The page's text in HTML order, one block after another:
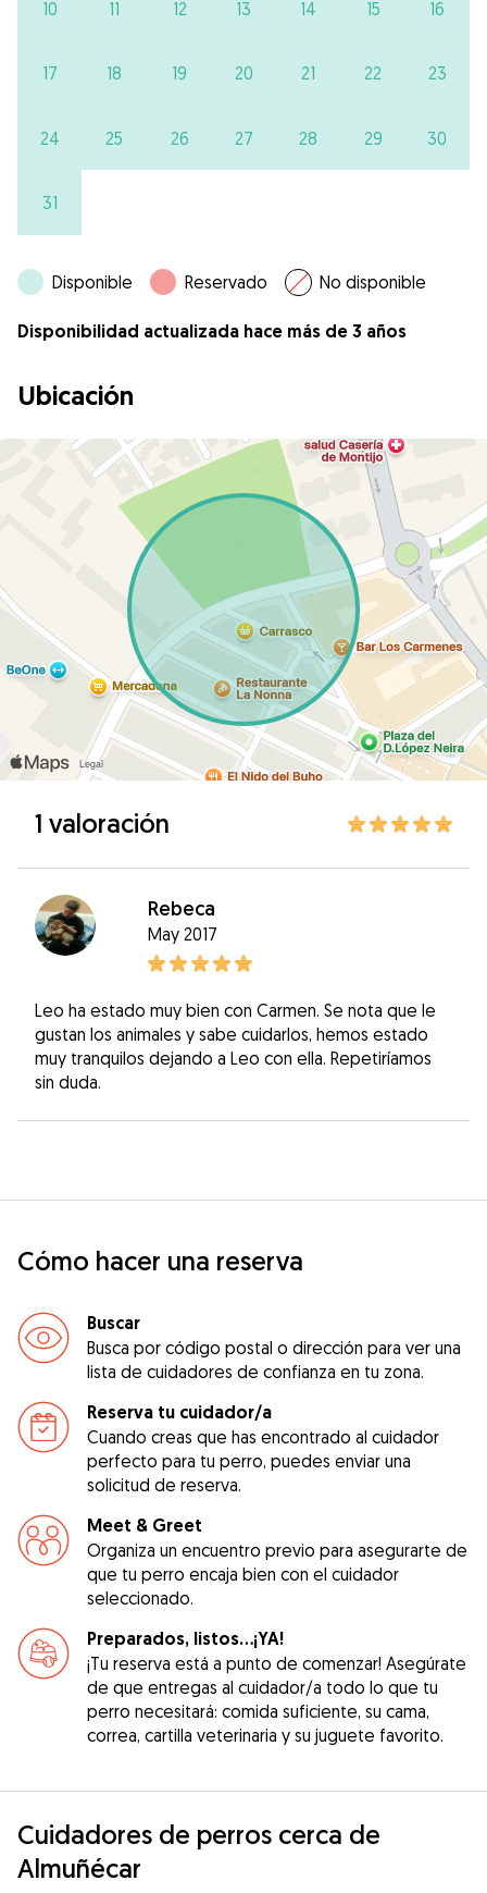
10 11 12 13 14 15 16
17 18 19 20 21 22 23
24 25 26 27 28 29 30
31
Disponible Reservado No disponible
Disponibilidad actualizada hace más de 3 años
Ubicación
1 valoración
Rebeca
May 2017
Leo ha estado muy bien con Carmen. Se nota que le
gustan los animales y sabe cuidarlos, hemos estado
muy tranquilos dejando a Leo con ella. Repetiríamos
sin duda.
Cómo hacer una reserva
Buscar
Busca por código postal o dirección para ver una
lista de cuidadores de confianza en tu zona.
Reserva tu cuidador/a
Cuando creas que has encontrado al cuidador
perfecto para tu perro, puedes enviar una
solicitud de reserva.
Meet & Greet
Organiza un encuentro previo para asegurarte de
que tu perro encaja bien con el cuidador
seleccionado.
Preparados, listos...¡YA!
¡Tu reserva está a punto de comenzar! Asegúrate
de que entregas al cuidador/a todo lo que tu
perro necesitará: comida suficiente, su cama,
correa, cartilla veterinaria y su juguete favorito.
Cuidadores de perros cerca de
Almuñécar